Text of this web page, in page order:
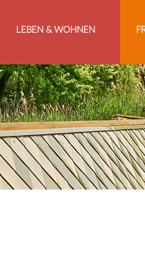
LEBEN & WOHNEN